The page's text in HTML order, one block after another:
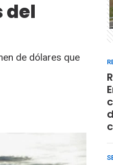
del
de dólares que